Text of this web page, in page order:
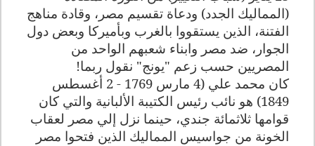
(المماليك الجدد) ودعاة تقسيم مصر، وقادة مناهج
الفتنة، الذين يستقووا بالغرب وبأميركا وبعض دول
الجوار، ضد مصر وابناء شعبهم الواحد من
المصريين حسب زعم "يونج" نقول ربما!
كان محمد علي (4 مارس 1769 - 2 أغسطس
1849) هو نائب رئيس الكتيبة الألبانية والتي كان
قوامها ثلاثمائة جندي، حينما نزل إلي مصر لعقاب
الخونة من جواسيس المماليك الذين فتحوا مصر